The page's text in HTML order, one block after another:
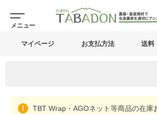
マイページ お支払方法 送料
TBT Wrap・AGOネット等商品の在庫